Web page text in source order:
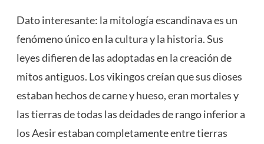
Dato interesante: la mitología escandinava es un
fenómeno único en la cultura y la historia. Sus
leyes difieren de las adoptadas en la creación de
mitos antiguos. Los vikingos creían que sus dioses
estaban hechos de carne y hueso, eran mortales y
las tierras de todas las deidades de rango inferior a
los Aesir estaban completamente entre tierras